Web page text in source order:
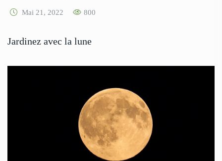
Mai 21, 2022 800
Jardinez avec la lune